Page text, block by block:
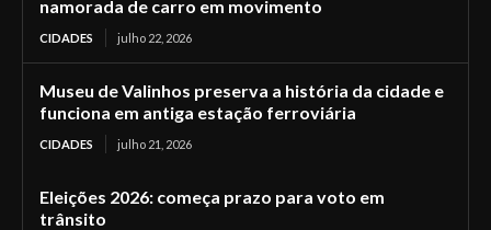
namorada de carro em movimento
CIDADES julho 22, 2026
Museu de Valinhos preserva a história da cidade e
funciona em antiga estação ferroviária
CIDADES julho 21, 2026
Eleições 2026: começa prazo para voto em
trânsito